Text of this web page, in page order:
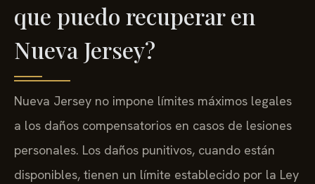
que puedo recuperar en
Nueva Jersey?
Nueva Jersey no impone límites máximos legales
a los daños compensatorios en casos de lesiones
personales. Los daños punitivos, cuando están
disponibles, tienen un límite establecido por la Ley